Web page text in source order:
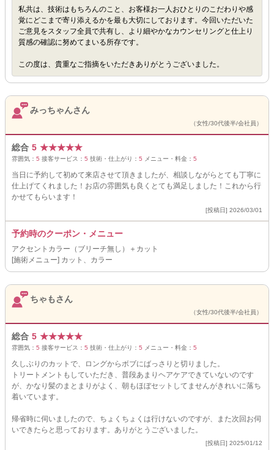
私共は、技術はもちろんのこと、お客様お一人おひとりのこだわりや感
覚にどこまで寄り添えるかを最も大切にしております。今回いただいた
ご意見をスタッフ全員で共有し、より細やかなカウンセリングと仕上り
質感の確認に努めてまいる所存です。
この度は、貴重なご指摘をいただきありがとうございました。
みっちゃんさん
（女性/30代後半/会社員）
総合 5 ★★★★★
雰囲気： 5 接客サービス： 5 技術・仕上がり： 5 メニュー・料金： 5
当日に予約して初めて来店させて頂きましたが、相談しながらとても丁寧に
仕上げてくれました！お店の雰囲気も良くとても満足しました！これから行
かせてもらいます！
[投稿日] 2026/03/01
予約時のクーポン・メニュー
アクセントカラー（ブリーチ無し）＋カット
[施術メニュー] カット、カラー
ちゃもさん
（女性/30代後半/会社員）
総合 5 ★★★★★
雰囲気： 5 接客サービス： 5 技術・仕上がり： 5 メニュー・料金： 5
久しぶりのカットで、ロングからボブにばっさりと切りました。
トリートメントもしていただき、普段あまりヘアケアできていないのです
が、かなり髪のまとまりがよく、朝もほぼセットしてませんがきれいに落ち
着いています。
帰省時に伺いましたので、ちょくちょくは行けないのですが、また次回お伺
いできたらと思っております。ありがとうございました。
[投稿日] 2025/01/12